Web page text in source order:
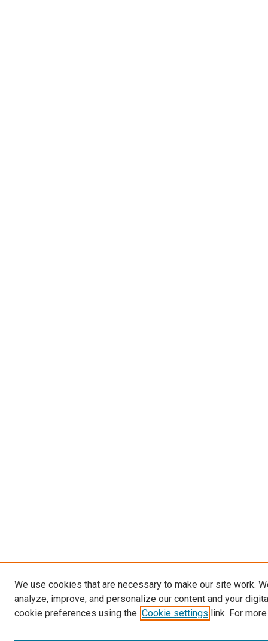
We use cookies that are necessary to make our site work.
analyze, improve, and personalize our content and your
cookie preferences using the Cookie settings link. For